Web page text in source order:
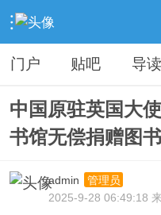
› 库伦信息 › 历史文化 ›
门户 贴吧 导读
中国原驻英国大
书馆无偿捐赠图书
admin
管理员
2025-9-28 06:49:18